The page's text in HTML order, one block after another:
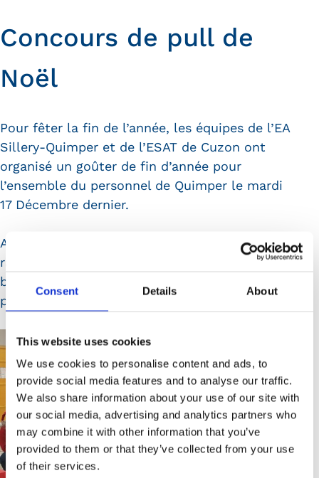
Consent Details About
This website uses cookies
We use cookies to personalise content and ads, to
provide social media features and to analyse our traffic.
We also share information about your use of our site with
our social media, advertising and analytics partners who
may combine it with other information that you’ve
provided to them or that they’ve collected from your use
of their services.
Concours de pull de
Noël
Pour fêter la fin de l’année, les équipes de l’EA
Sillery-Quimper et de l’ESAT de Cuzon ont
organisé un goûter de fin d’année pour
l’ensemble du personnel de Quimper le mardi
17 Décembre dernier.
Au programme, un moment convivial qui
rassemble les équipes et les challenge avec un
blind test musical et surtout un concours du
pull de Noël!